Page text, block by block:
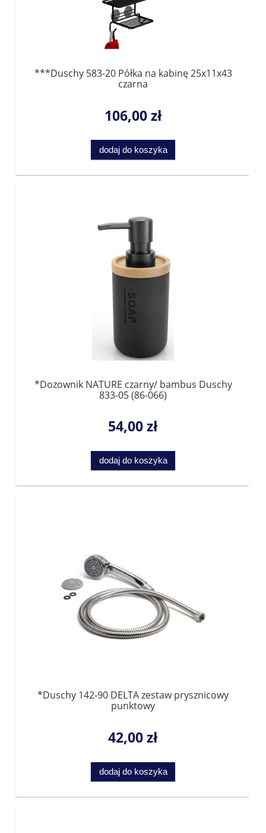
***Duschy 583-20 Półka na kabinę 25x11x43
czarna
106,00 zł
dodaj do koszyka
*Dozownik NATURE czarny/ bambus Duschy
833-05 (86-066)
54,00 zł
dodaj do koszyka
*Duschy 142-90 DELTA zestaw prysznicowy
punktowy
42,00 zł
dodaj do koszyka